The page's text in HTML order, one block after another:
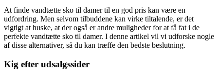
At finde vandtætte sko til damer til en god pris kan være en
udfordring. Men selvom tilbuddene kan virke tiltalende, er det
vigtigt at huske, at der også er andre muligheder for at få fat i de
perfekte vandtætte sko til damer. I denne artikel vil vi udforske nogle
af disse alternativer, så du kan træffe den bedste beslutning.
Kig efter udsalgssider